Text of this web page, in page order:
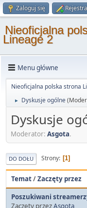
Zaloguj się
Nieoficjalna
Lineage 2
Menu główne
Nieoficjalna polska strona
► Dyskusje ogólne
Dyskusje
Moderator: Asgota.
DO DOŁU Strony 1
Temat/Zaczęty przez
Poszukiwani
Zaczęty przezAsgota